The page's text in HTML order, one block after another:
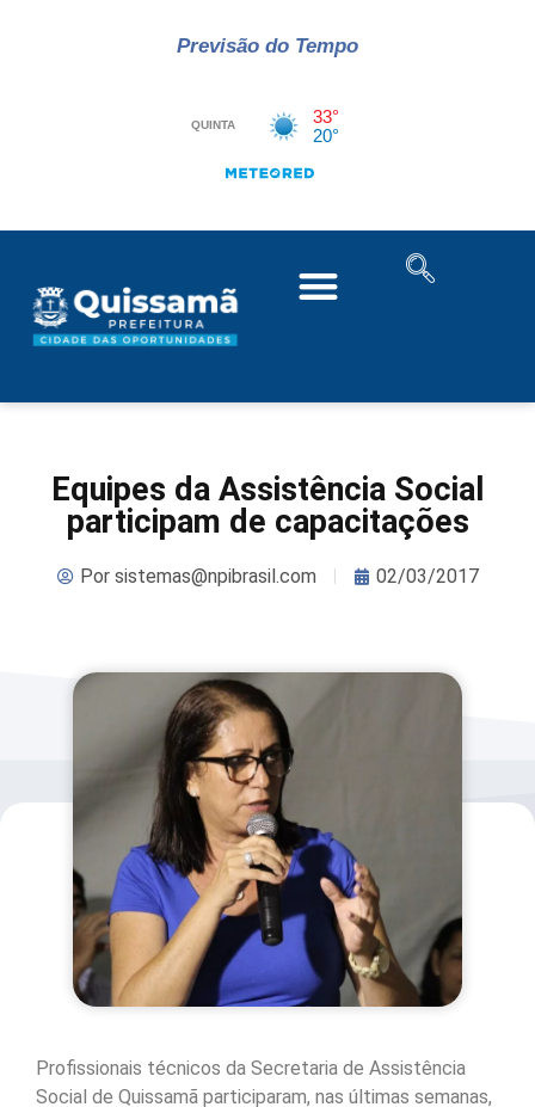
Previsão do Tempo
Equipes da Assistência Social
participam de capacitações
Porsistemas@npibrasil.com 02/03/2017
Profissionais técnicos da Secretaria de Assistência
Social de Quissamã participaram, nas últimas semanas,